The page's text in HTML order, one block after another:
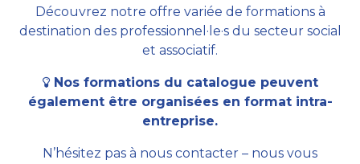
Découvrez notre offre variée de formations à
destination des professionnel·le·s du secteur social
et associatif.
Nos formations du catalogue peuvent
également être organisées en format intra-
entreprise.
N’hésitez pas à nous contacter – nous vous